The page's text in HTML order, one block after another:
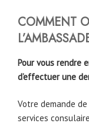
COMMENT
Pour vous rendre
d’effectuer une
Votre demande
services